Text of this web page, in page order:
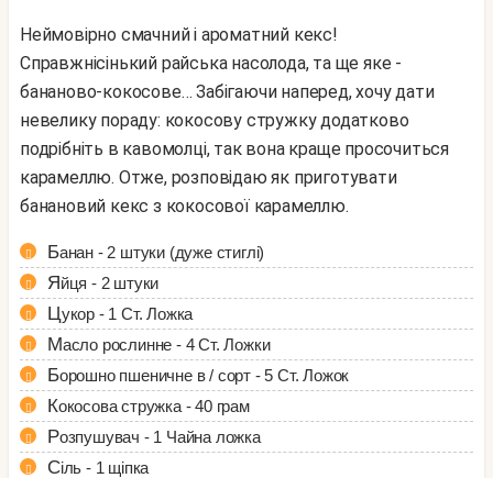
Неймовірно смачний і ароматний кекс!
Справжнісінький райська насолода, та ще яке -
бананово-кокосове… Забігаючи наперед, хочу дати
невелику пораду: кокосову стружку додатково
подрібніть в кавомолці, так вона краще просочиться
карамеллю. Отже, розповідаю як приготувати
банановий кекс з кокосової карамеллю.
Банан - 2 штуки (дуже стиглі)
Яйця - 2 штуки
Цукор - 1 Ст. Ложка
Масло рослинне - 4 Ст. Ложки
Борошно пшеничне в / сорт - 5 Ст. Ложок
Кокосова стружка - 40 грам
Розпушувач - 1 Чайна ложка
Сіль - 1 щіпка